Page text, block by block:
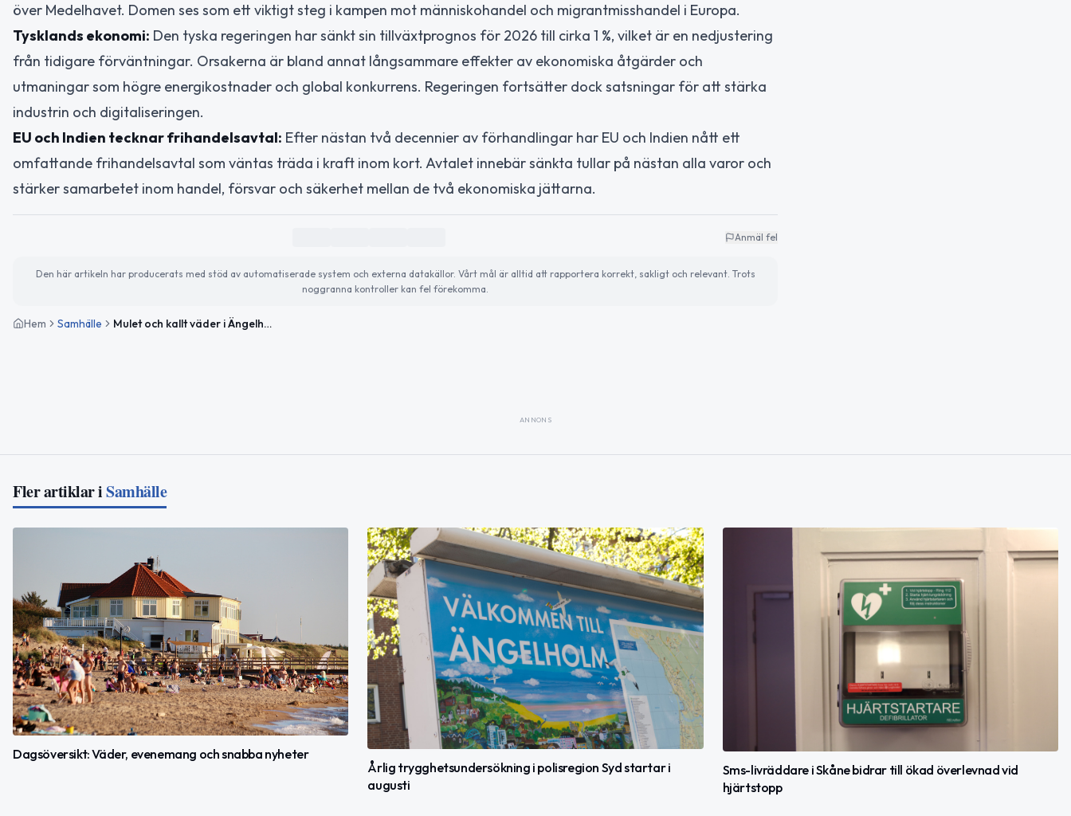
över Medelhavet. Domen ses som ett viktigt steg i kampen mot människohandel och migrantmisshandel i Europa.
Tysklands ekonomi: Den tyska regeringen har sänkt sin tillväxtprognos för 2026 till cirka 1 %, vilket är en nedjustering
från tidigare förväntningar. Orsakerna är bland annat långsammare effekter av ekonomiska åtgärder och
utmaningar som högre energikostnader och global konkurrens. Regeringen fortsätter dock satsningar för att stärka
industrin och digitaliseringen.
EU och Indien tecknar frihandelsavtal: Efter nästan två decennier av förhandlingar har EU och Indien nått ett
omfattande frihandelsavtal som väntas träda i kraft inom kort. Avtalet innebär sänkta tullar på nästan alla varor och
stärker samarbetet inom handel, försvar och säkerhet mellan de två ekonomiska jättarna.
Anmäl fel
Den här artikeln har producerats med stöd av automatiserade system och externa datakällor. Vårt mål är alltid att rapportera korrekt, sakligt och relevant. Trots
noggranna kontroller kan fel förekomma.
Hem Samhälle Mulet och kallt väder i Ängelholm – viktiga globala nyheter och trender idag
ANNONS
Fler artiklar iSamhälle
Dagsöversikt: Väder, evenemang och snabba nyheter
Årlig trygghetsundersökning i polisregion Syd startar i
augusti
Sms-livräddare i Skåne bidrar till ökad överlevnad vid
hjärtstopp